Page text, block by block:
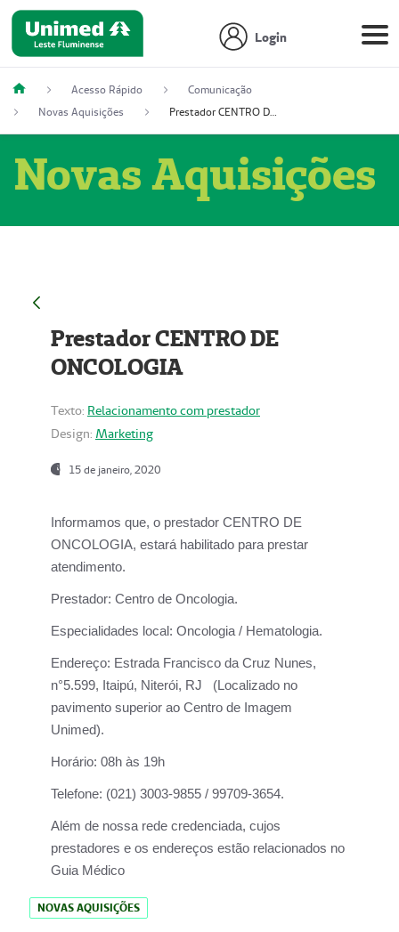
Login
Acesso Rápido
Comunicação
Novas Aquisições
Prestador CENTRO DE ONCOLOGIA
Novas Aquisições
Prestador CENTRO DE
ONCOLOGIA
Texto: Relacionamento com prestador
Design: Marketing
15 de janeiro, 2020
Informamos que, o prestador CENTRO DE
ONCOLOGIA, estará habilitado para prestar
atendimento.
Prestador: Centro de Oncologia.
Especialidades local: Oncologia / Hematologia.
Endereço: Estrada Francisco da Cruz Nunes,
n°5.599, Itaipú, Niterói, RJ (Localizado no
pavimento superior ao Centro de Imagem
Unimed).
Horário: 08h às 19h
Telefone: (021) 3003-9855 / 99709-3654.
Além de nossa rede credenciada, cujos
prestadores e os endereços estão relacionados no
Guia Médico
NOVAS AQUISIÇÕES